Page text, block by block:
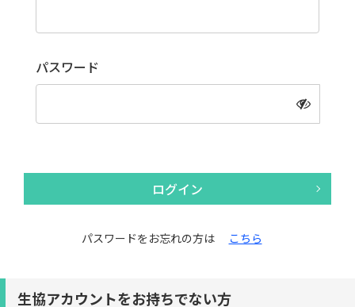
パスワード
ログイン
パスワードをお忘れの方は こちら
生協アカウントをお持ちでない方